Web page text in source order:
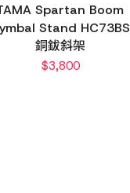
Spartan Boom
Stand HC73BS
銅鈸斜架
$3,800